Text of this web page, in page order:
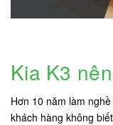
Kia K3
Hơn 10 năm làm
khách hàng không